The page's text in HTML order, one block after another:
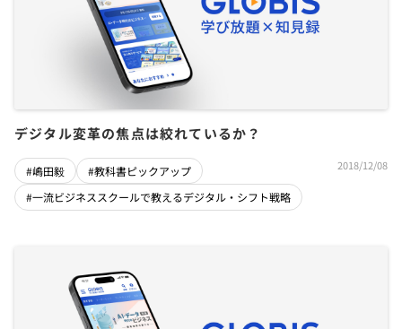
デジタル変革の焦点は絞れているか？
#嶋田毅
#教科書ピックアップ
#一流ビジネススクールで教えるデジタル・シフト戦略
2018/12/08